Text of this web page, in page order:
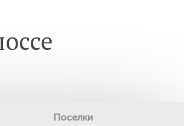
Поселки